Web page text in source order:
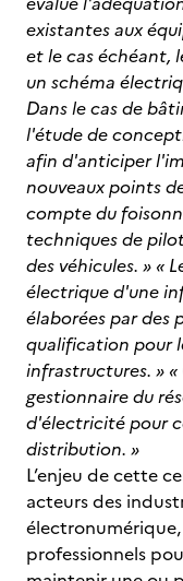
existantes aux
et le cas échéant,
un schéma
Dans le cas de
l'étude de
afin d'anticiper
nouveaux points
compte du
techniques de
des véhicules. » «
électrique d'une
élaborées par des
qualification pour
infrastructures. »
gestionnaire du
d'électricité pour
distribution. »
L’enjeu de cette
acteurs des
professionnels